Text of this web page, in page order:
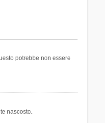
potrebbe non essere
nascosto.